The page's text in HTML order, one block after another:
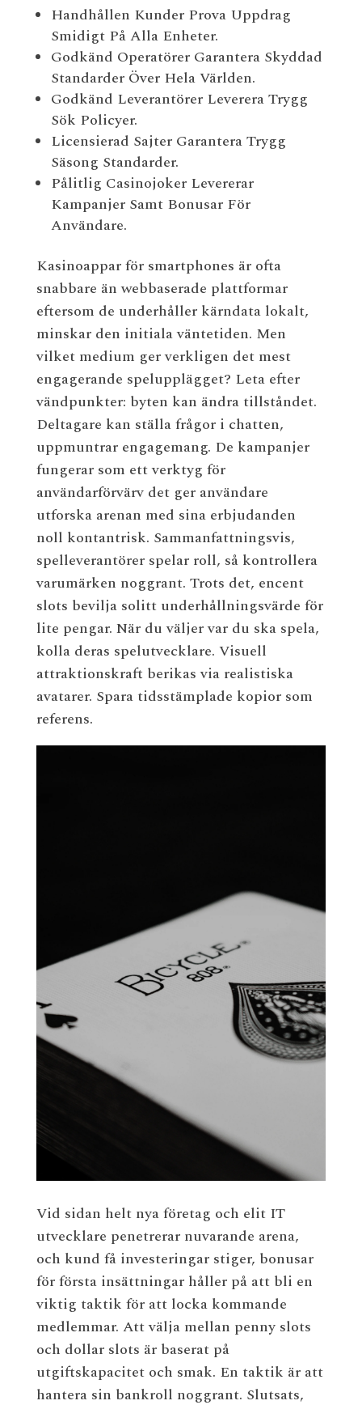
Handhållen Kunder Prova Uppdrag
Smidigt På Alla Enheter.
Godkänd Operatörer Garantera Skyddad
Standarder Över Hela Världen.
Godkänd Leverantörer Leverera Trygg
Sök Policyer.
Licensierad Sajter Garantera Trygg
Säsong Standarder.
Pålitlig Casinojoker Levererar
Kampanjer Samt Bonusar För
Användare.
Kasinoappar för smartphones är ofta
snabbare än webbaserade plattformar
eftersom de underhåller kärndata lokalt,
minskar den initiala väntetiden. Men
vilket medium ger verkligen det mest
engagerande spelupplägget? Leta efter
vändpunkter: byten kan ändra tillståndet.
Deltagare kan ställa frågor i chatten,
uppmuntrar engagemang. De kampanjer
fungerar som ett verktyg för
användarförvärv det ger användare
utforska arenan med sina erbjudanden
noll kontantrisk. Sammanfattningsvis,
spelleverantörer spelar roll, så kontrollera
varumärken noggrant. Trots det, encent
slots bevilja solitt underhållningsvärde för
lite pengar. När du väljer var du ska spela,
kolla deras spelutvecklare. Visuell
attraktionskraft berikas via realistiska
avatarer. Spara tidsstämplade kopior som
referens.
Vid sidan helt nya företag och elit IT
utvecklare penetrerar nuvarande arena,
och kund få investeringar stiger, bonusar
för första insättningar håller på att bli en
viktig taktik för att locka kommande
medlemmar. Att välja mellan penny slots
och dollar slots är baserat på
utgiftskapacitet och smak. En taktik är att
hantera sin bankroll noggrant. Slutsats,